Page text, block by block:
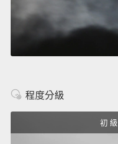
程度分級
初 級